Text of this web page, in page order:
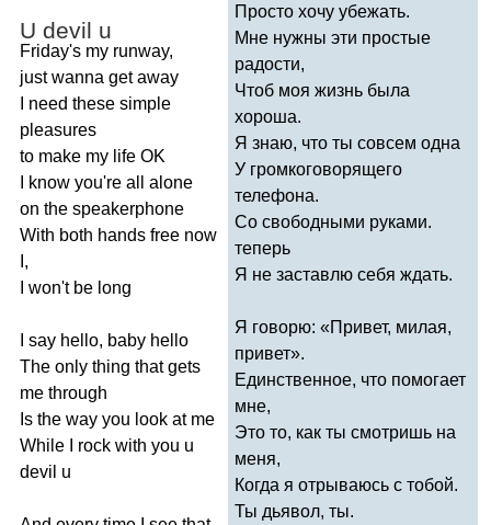
U devil u
Friday's my runway,
just wanna get away
need these simple
pleasures
to make my life OK
know you're all
alone
on the speakerphone
With both hands free now
,
won't be long
say hello, baby hello
The only thing that gets
me through
Is the way you look at me
While
rock with you u
devil u
Просто хочу убежать.
Мне нужны эти простые
радости,
Чтоб моя жизнь была
хороша.
Я знаю, что ты совсем одна
У громкоговорящего
телефона.
Со свободными руками.
теперь
Я не заставлю себя ждать.
Я говорю: «Привет, милая,
привет».
Единственное, что помогает
мне,
Это то, как ты смотришь на
меня,
Когда я отрываюсь с тобой.
Ты дьявол, ты.